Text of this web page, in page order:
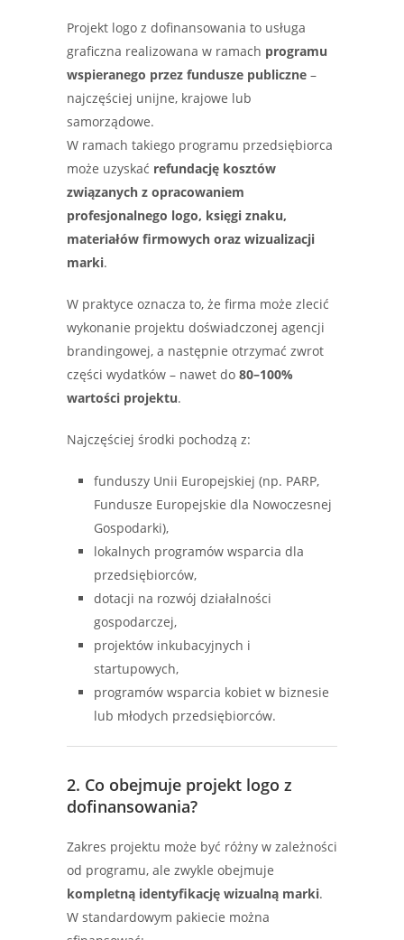
Projekt logo z dofinansowania to usługa
graficzna realizowana w ramach programu
wspieranego przez fundusze publiczne –
najczęściej unijne, krajowe lub
samorządowe.
W ramach takiego programu przedsiębiorca
może uzyskać refundację kosztów
związanych z opracowaniem
profesjonalnego logo, księgi znaku,
materiałów firmowych oraz wizualizacji
marki.
W praktyce oznacza to, że firma może zlecić
wykonanie projektu doświadczonej agencji
brandingowej, a następnie otrzymać zwrot
części wydatków – nawet do 80–100%
wartości projektu.
Najczęściej środki pochodzą z:
funduszy Unii Europejskiej (np. PARP,
Fundusze Europejskie dla Nowoczesnej
Gospodarki),
lokalnych programów wsparcia dla
przedsiębiorców,
dotacji na rozwój działalności
gospodarczej,
projektów inkubacyjnych i
startupowych,
programów wsparcia kobiet w biznesie
lub młodych przedsiębiorców.
2. Co obejmuje projekt logo z
dofinansowania?
Zakres projektu może być różny w zależności
od programu, ale zwykle obejmuje
kompletną identyfikację wizualną marki.
W standardowym pakiecie można